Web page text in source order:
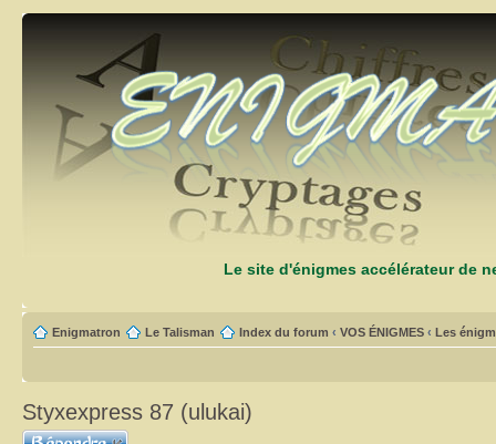
Le site d'énigmes accélérateur de
Enigmatron Le Talisman Index du forum ‹ VOS ÉNIGMES ‹ Les
Styxexpress 87 (ulukai)
Répondre